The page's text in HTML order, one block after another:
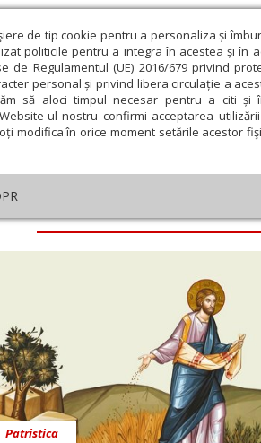
de tip cookie pentru a personaliza și
politicile pentru a integra în acestea și în
de Regulamentul (UE) 2016/679 privind
personal și privind libera circulație a
să aloci timpul necesar pentru a citi și
ul nostru confirmi acceptarea
modifica în orice moment setările acestor
și spiritualitate Educaţie și
Patristica